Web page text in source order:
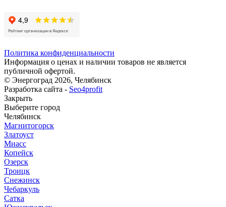
Политика конфиденциальности
Информация о ценах и наличии товаров не является
публичной офертой.
© Энергоград 2026, Челябинск
Разработка сайта - Seo4profit
Закрыть
Выберите город
Челябинск
Магнитогорск
Златоуст
Миасс
Копейск
Озерск
Троицк
Снежинск
Чебаркуль
Сатка